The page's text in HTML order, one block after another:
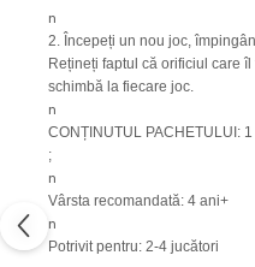
n
2. Începeți un nou joc,
Rețineți faptul că orificiul care
schimbă la fiecare joc.
n
CONȚINUTUL PACHETULUI:
;
n
Vârsta recomandată: 4 ani+
n
Potrivit pentru: 2-4 jucători